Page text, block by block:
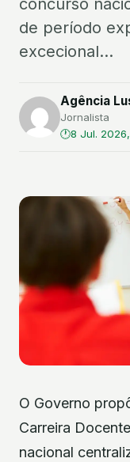
concurso
de período
excecional...
Agência
Jornalista
8 Jul.
O Governo
Carreira
nacional